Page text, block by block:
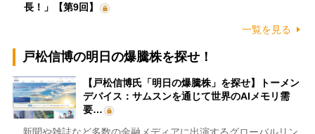
長！」【第9回】
一覧を見る
戸松信博の明日の爆騰株を探せ！
【戸松信博氏「明日の爆騰株」を探せ】トーメン
デバイス：サムスンを通じて世界のAIメモリ需
要…